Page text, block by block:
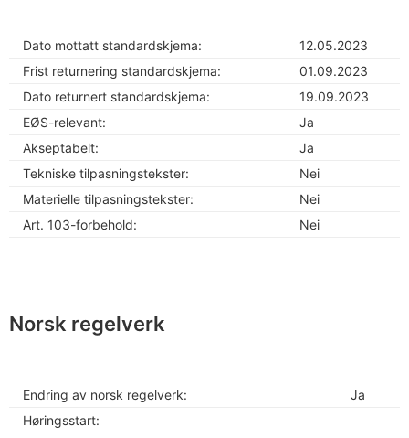
Dato mottatt standardskjema:
12.05.2023
Frist returnering standardskjema:
01.09.2023
Dato returnert standardskjema:
19.09.2023
EØS-relevant:
Ja
Akseptabelt:
Ja
Tekniske tilpasningstekster:
Nei
Materielle tilpasningstekster:
Nei
Art. 103-forbehold:
Nei
Norsk regelverk
Endring av norsk regelverk:
Ja
Høringsstart: